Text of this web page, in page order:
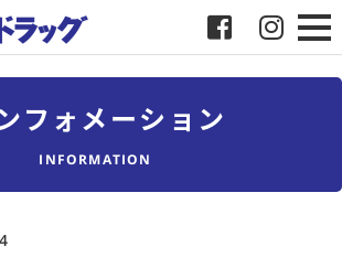
フォメーション
INFORMATION